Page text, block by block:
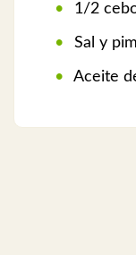
1/2
Sal y
Aceite